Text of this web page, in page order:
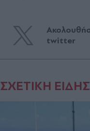
twitter
ΣΧΕΤΙΚΗ